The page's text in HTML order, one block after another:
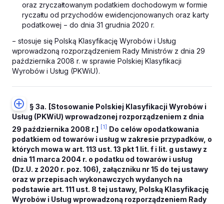
oraz zryczałtowanym podatkiem dochodowym w formie
ryczałtu od przychodów ewidencjonowanych oraz karty
podatkowej − do dnia 31 grudnia 2020 r.
− stosuje się Polską Klasyfikację Wyrobów i Usług
wprowadzoną rozporządzeniem Rady Ministrów z dnia 29
października 2008 r. w sprawie Polskiej Klasyfikacji
Wyrobów i Usług (PKWiU).
§ 3a. [Stosowanie Polskiej Klasyfikacji Wyrobów i
Usług (PKWiU) wprowadzonej rozporządzeniem z dnia
29 października 2008 r.] [1] Do celów opodatkowania
podatkiem od towarów i usług w zakresie przypadków, o
których mowa w art. 113 ust. 13 pkt 1 lit. f i lit. g ustawy z
dnia 11 marca 2004 r. o podatku od towarów i usług
(Dz.U. z 2020 r. poz. 106), załączniku nr 15 do tej ustawy
oraz w przepisach wykonawczych wydanych na
podstawie art. 111 ust. 8 tej ustawy, Polską Klasyfikację
Wyrobów i Usług wprowadzoną rozporządzeniem Rady